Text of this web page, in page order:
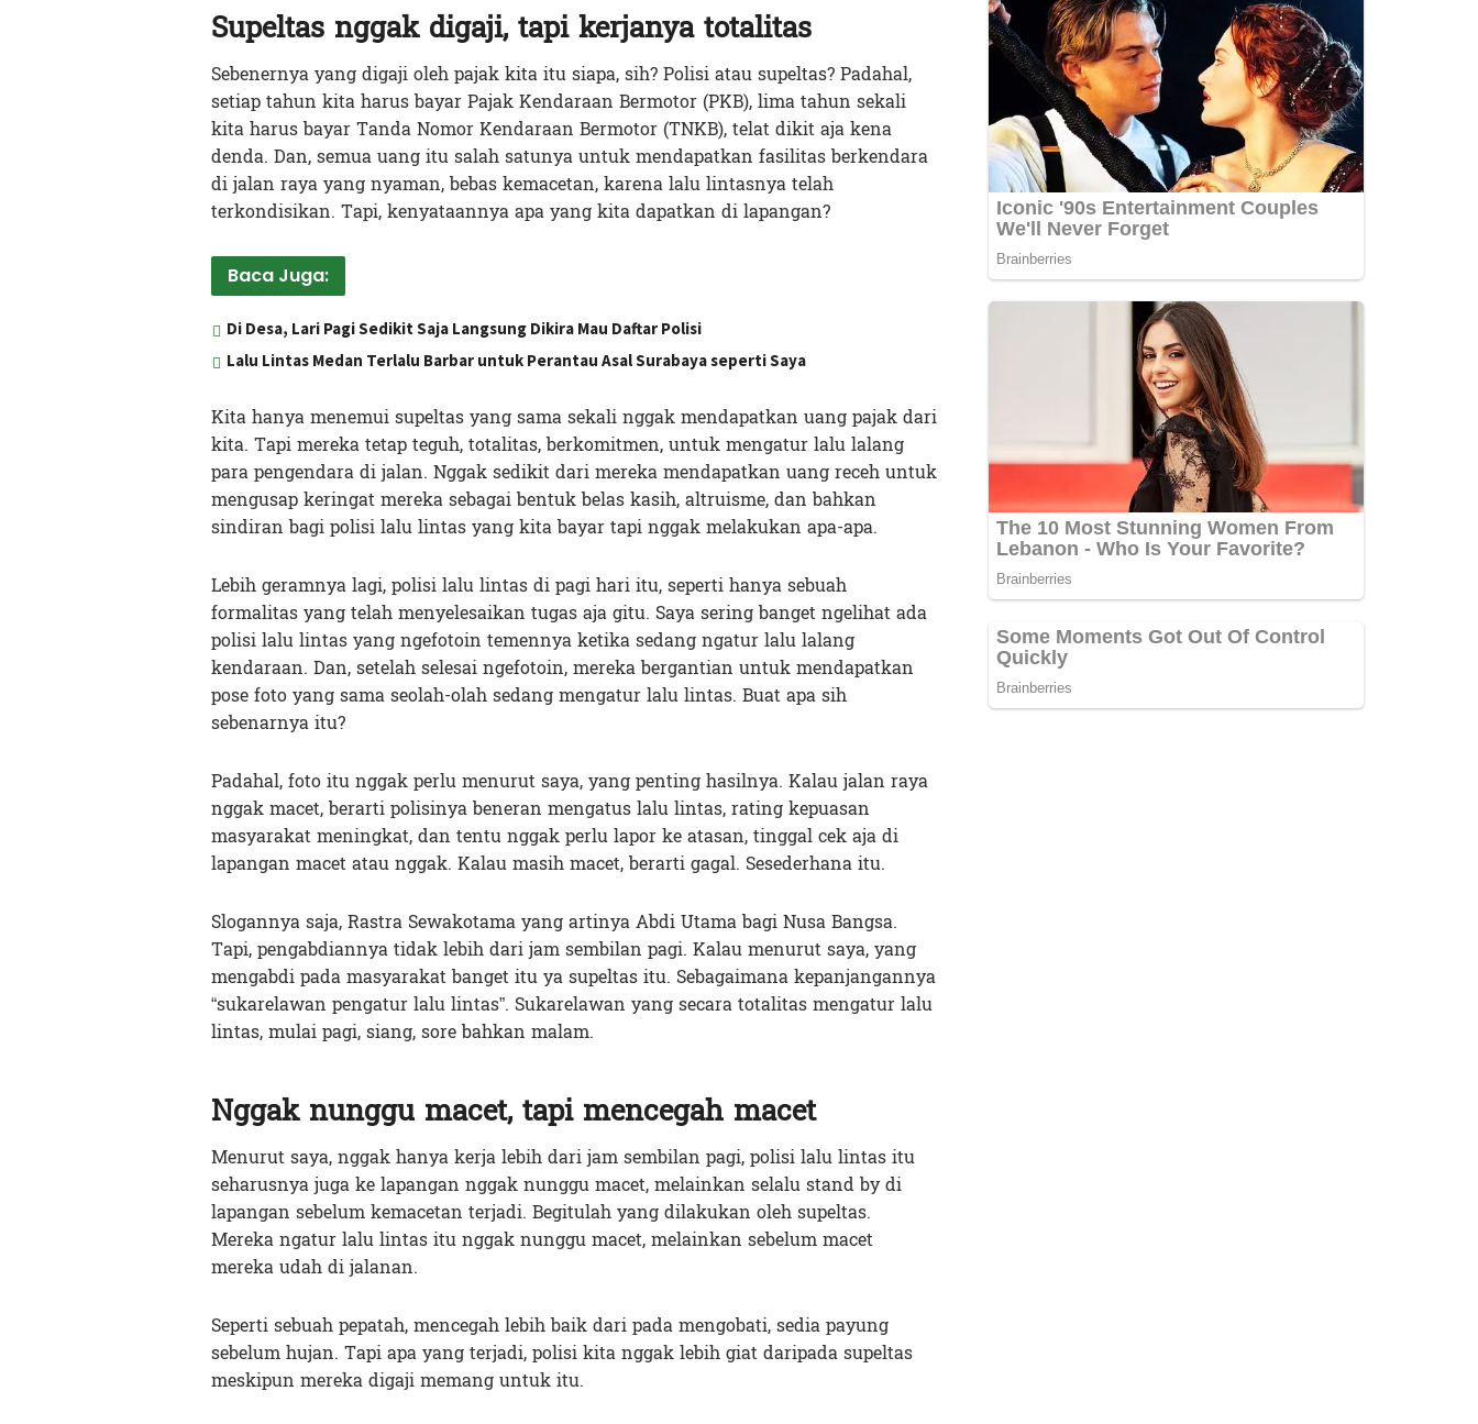
Supeltas nggak digaji, tapi kerjanya totalitas
Sebenernya yang digaji oleh pajak kita itu siapa, sih? Polisi atau supeltas? Padahal,
setiap tahun kita harus bayar Pajak Kendaraan Bermotor (PKB), lima tahun sekali
kita harus bayar Tanda Nomor Kendaraan Bermotor (TNKB), telat dikit aja kena
denda. Dan, semua uang itu salah satunya untuk mendapatkan fasilitas berkendara
di jalan raya yang nyaman, bebas kemacetan, karena lalu lintasnya telah
terkondisikan. Tapi, kenyataannya apa yang kita dapatkan di lapangan?
Baca Juga:
Di Desa, Lari Pagi Sedikit Saja Langsung Dikira Mau Daftar Polisi
Lalu Lintas Medan Terlalu Barbar untuk Perantau Asal Surabaya seperti Saya
Kita hanya menemui supeltas yang sama sekali nggak mendapatkan uang pajak dari
kita. Tapi mereka tetap teguh, totalitas, berkomitmen, untuk mengatur lalu lalang
para pengendara di jalan. Nggak sedikit dari mereka mendapatkan uang receh untuk
mengusap keringat mereka sebagai bentuk belas kasih, altruisme, dan bahkan
sindiran bagi polisi lalu lintas yang kita bayar tapi nggak melakukan apa-apa.
Lebih geramnya lagi, polisi lalu lintas di pagi hari itu, seperti hanya sebuah
formalitas yang telah menyelesaikan tugas aja gitu. Saya sering banget ngelihat ada
polisi lalu lintas yang ngefotoin temennya ketika sedang ngatur lalu lalang
kendaraan. Dan, setelah selesai ngefotoin, mereka bergantian untuk mendapatkan
pose foto yang sama seolah-olah sedang mengatur lalu lintas. Buat apa sih
sebenarnya itu?
Padahal, foto itu nggak perlu menurut saya, yang penting hasilnya. Kalau jalan raya
nggak macet, berarti polisinya beneran mengatus lalu lintas, rating kepuasan
masyarakat meningkat, dan tentu nggak perlu lapor ke atasan, tinggal cek aja di
lapangan macet atau nggak. Kalau masih macet, berarti gagal. Sesederhana itu.
Slogannya saja, Rastra Sewakotama yang artinya Abdi Utama bagi Nusa Bangsa.
Tapi, pengabdiannya tidak lebih dari jam sembilan pagi. Kalau menurut saya, yang
mengabdi pada masyarakat banget itu ya supeltas itu. Sebagaimana kepanjangannya
“sukarelawan pengatur lalu lintas”. Sukarelawan yang secara totalitas mengatur lalu
lintas, mulai pagi, siang, sore bahkan malam.
Nggak nunggu macet, tapi mencegah macet
Menurut saya, nggak hanya kerja lebih dari jam sembilan pagi, polisi lalu lintas itu
seharusnya juga ke lapangan nggak nunggu macet, melainkan selalu stand by di
lapangan sebelum kemacetan terjadi. Begitulah yang dilakukan oleh supeltas.
Mereka ngatur lalu lintas itu nggak nunggu macet, melainkan sebelum macet
mereka udah di jalanan.
Seperti sebuah pepatah, mencegah lebih baik dari pada mengobati, sedia payung
sebelum hujan. Tapi apa yang terjadi, polisi kita nggak lebih giat daripada supeltas
meskipun mereka digaji memang untuk itu.